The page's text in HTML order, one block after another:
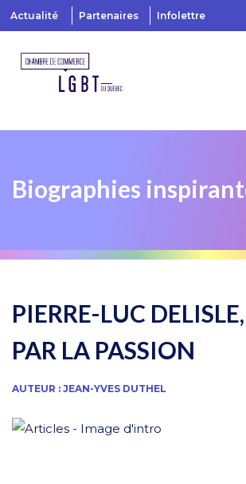
Actualité Partenaires Infolettre
Biographies
PIERRE-LUC
PAR LA PASSION
AUTEUR : JEAN-YVES DUTHEL